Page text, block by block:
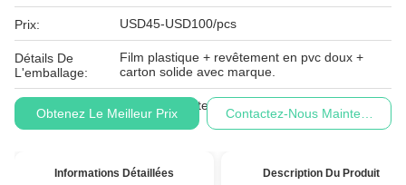
Prix: USD45-USD100/pcs
Détails De
L'emballage:
Film plastique + revêtement en pvc doux +
carton solide avec marque.
Conditions De
Paiement:
L/C, T/T, Western Union
Obtenez Le Meilleur Prix Contactez-Nous Maintenant
Informations Détaillées Description Du Produit